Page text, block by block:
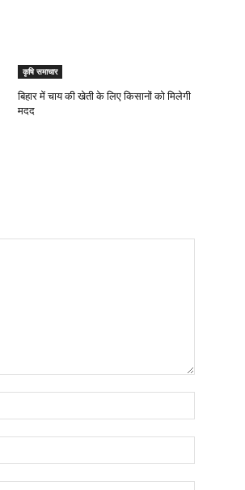
कृषि समाचार
बिहार में चाय की खेती के लिए किसानों को मिलेगी
मदद